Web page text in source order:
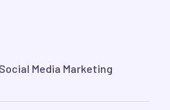
Media Marketing